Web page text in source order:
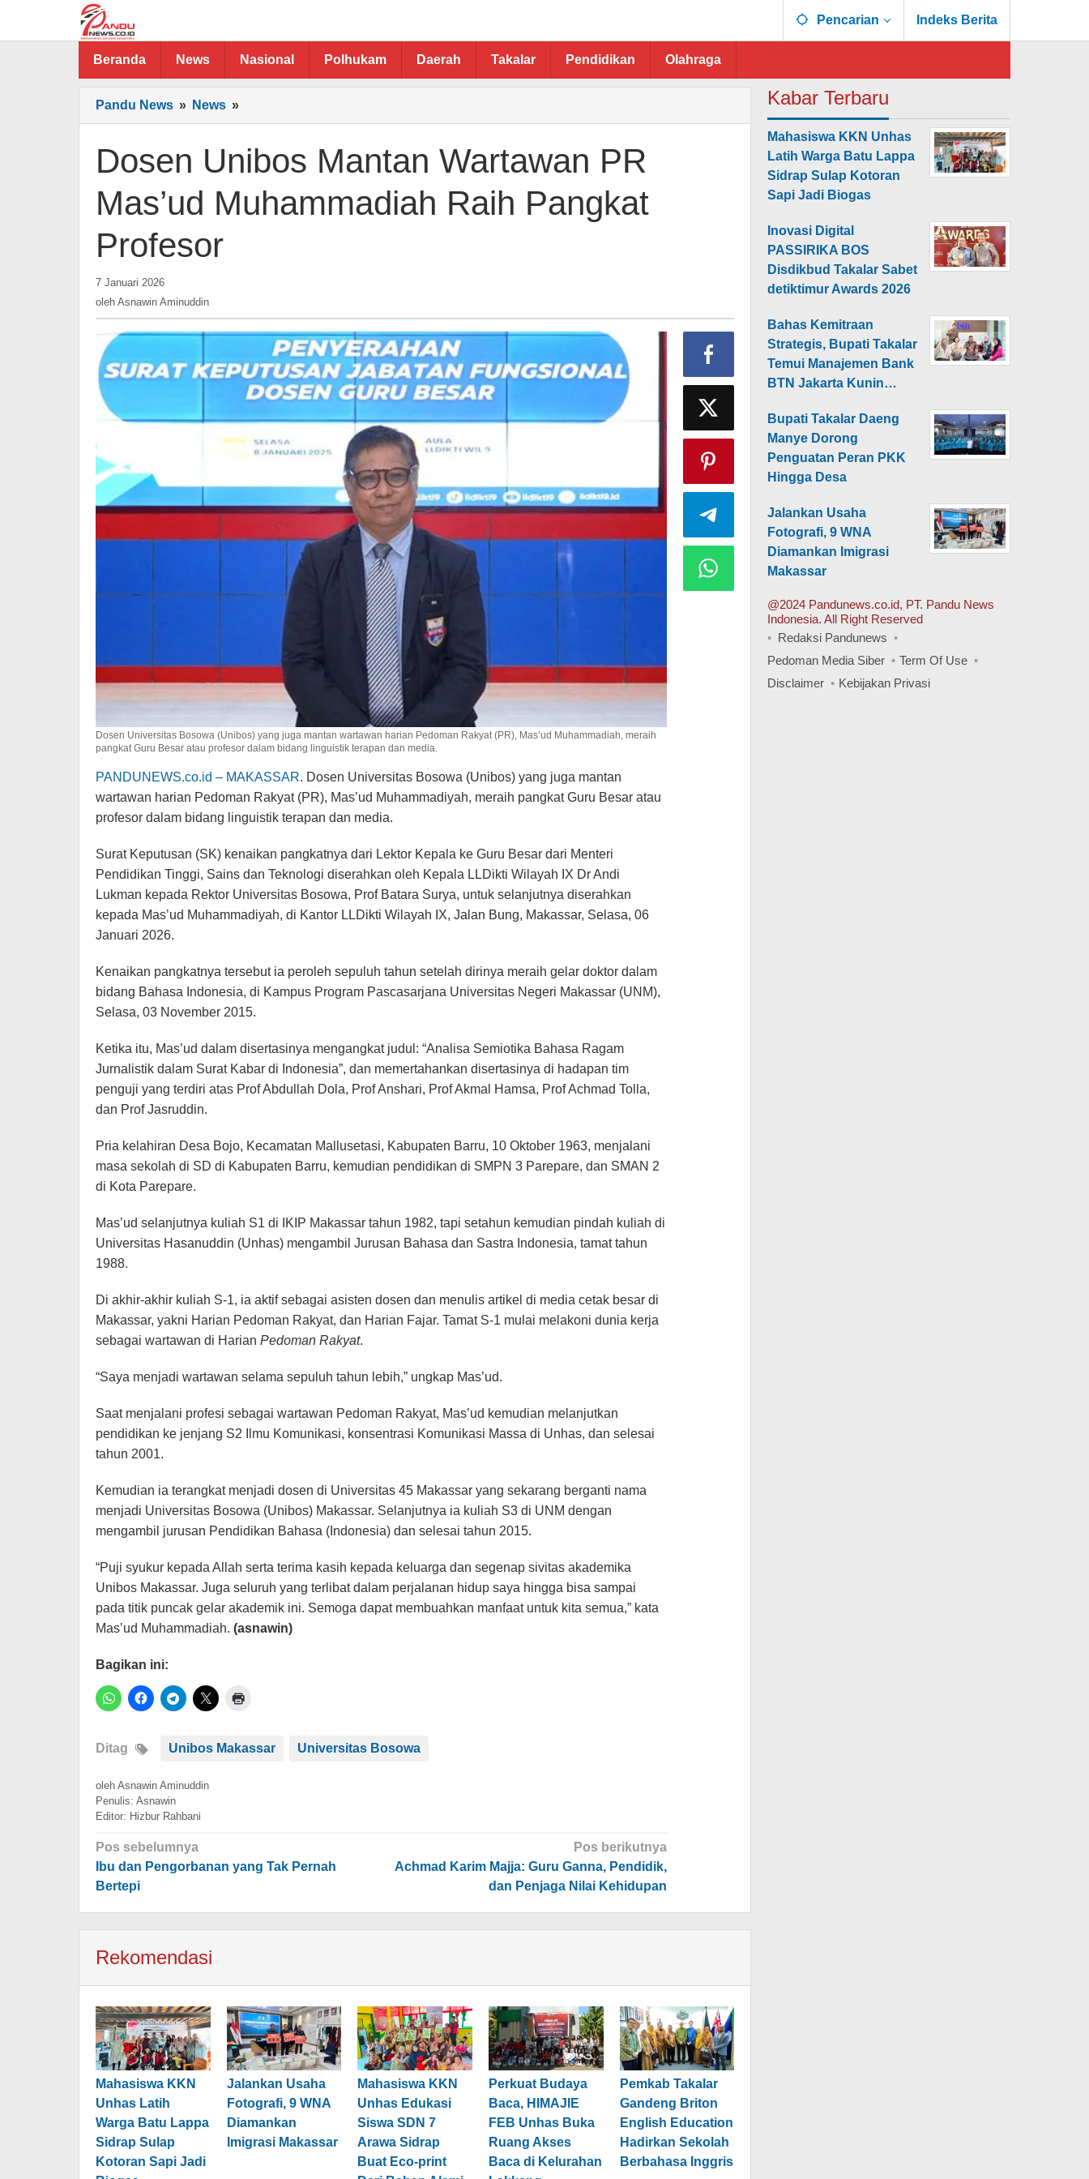
Pencarian Indeks Berita
Beranda News Nasional Polhukam Daerah Takalar Pendidikan Olahraga
Pandu News » News »
Unibos
Wartawan
Mas’ud
Dosen Unibos Mantan Wartawan PR
Mas’ud Muhammadiah Raih Pangkat
Profesor
7 Januari 2026
Asnawin
oleh Asnawin Aminuddin
Dosen Universitas Bosowa (Unibos) yang juga mantan wartawan harian Pedoman Rakyat (PR), Mas’ud Muhammadiah, meraih
pangkat Guru Besar atau profesor dalam bidang linguistik terapan dan media.
PANDUNEWS.co.id – MAKASSAR. Dosen Universitas Bosowa (Unibos) yang juga mantan
wartawan harian Pedoman Rakyat (PR), Mas’ud Muhammadiyah, meraih pangkat Guru Besar atau
profesor dalam bidang linguistik terapan dan media.
Surat Keputusan (SK) kenaikan pangkatnya dari Lektor Kepala ke Guru Besar dari Menteri
Pendidikan Tinggi, Sains dan Teknologi diserahkan oleh Kepala LLDikti Wilayah IX Dr Andi
Lukman kepada Rektor Universitas Bosowa, Prof Batara Surya, untuk selanjutnya diserahkan
kepada Mas’ud Muhammadiyah, di Kantor LLDikti Wilayah IX, Jalan Bung, Makassar, Selasa, 06
Januari 2026.
Kenaikan pangkatnya tersebut ia peroleh sepuluh tahun setelah dirinya meraih gelar doktor dalam
bidang Bahasa Indonesia, di Kampus Program Pascasarjana Universitas Negeri Makassar (UNM),
Selasa, 03 November 2015.
Ketika itu, Mas’ud dalam disertasinya mengangkat judul: “Analisa Semiotika Bahasa Ragam
Jurnalistik dalam Surat Kabar di Indonesia”, dan memertahankan disertasinya di hadapan tim
penguji yang terdiri atas Prof Abdullah Dola, Prof Anshari, Prof Akmal Hamsa, Prof Achmad Tolla,
dan Prof Jasruddin.
Pria kelahiran Desa Bojo, Kecamatan Mallusetasi, Kabupaten Barru, 10 Oktober 1963, menjalani
masa sekolah di SD di Kabupaten Barru, kemudian pendidikan di SMPN 3 Parepare, dan SMAN 2
di Kota Parepare.
Mas’ud selanjutnya kuliah S1 di IKIP Makassar tahun 1982, tapi setahun kemudian pindah kuliah di
Universitas Hasanuddin (Unhas) mengambil Jurusan Bahasa dan Sastra Indonesia, tamat tahun
1988.
Di akhir-akhir kuliah S-1, ia aktif sebagai asisten dosen dan menulis artikel di media cetak besar di
Makassar, yakni Harian Pedoman Rakyat, dan Harian Fajar. Tamat S-1 mulai melakoni dunia kerja
sebagai wartawan di Harian Pedoman Rakyat.
“Saya menjadi wartawan selama sepuluh tahun lebih,” ungkap Mas’ud.
Saat menjalani profesi sebagai wartawan Pedoman Rakyat, Mas’ud kemudian melanjutkan
pendidikan ke jenjang S2 Ilmu Komunikasi, konsentrasi Komunikasi Massa di Unhas, dan selesai
tahun 2001.
Kemudian ia terangkat menjadi dosen di Universitas 45 Makassar yang sekarang berganti nama
menjadi Universitas Bosowa (Unibos) Makassar. Selanjutnya ia kuliah S3 di UNM dengan
mengambil jurusan Pendidikan Bahasa (Indonesia) dan selesai tahun 2015.
“Puji syukur kepada Allah serta terima kasih kepada keluarga dan segenap sivitas akademika
Unibos Makassar. Juga seluruh yang terlibat dalam perjalanan hidup saya hingga bisa sampai
pada titik puncak gelar akademik ini. Semoga dapat membuahkan manfaat untuk kita semua,” kata
Mas’ud Muhammadiah. (asnawin)
Bagikan ini:
Ditag Unibos Makassar Universitas Bosowa
oleh Asnawin Aminuddin
Penulis: Asnawin
Editor: Hizbur Rahbani
Navigasi
pos
Pos sebelumnya
Ibu dan Pengorbanan yang Tak Pernah
Bertepi
Pos berikutnya
Achmad Karim Majja: Guru Ganna, Pendidik,
dan Penjaga Nilai Kehidupan
Rekomendasi
Mahasiswa KKN
Unhas Latih
Warga Batu Lappa
Sidrap Sulap
Kotoran Sapi Jadi
Jalankan Usaha
Fotografi, 9 WNA
Diamankan
Imigrasi Makassar
Mahasiswa KKN
Unhas Edukasi
Siswa SDN 7
Arawa Sidrap
Buat Eco-print
Perkuat Budaya
Baca, HIMAJIE
FEB Unhas Buka
Ruang Akses
Baca di Kelurahan
Pemkab Takalar
Gandeng Briton
English Education
Hadirkan Sekolah
Berbahasa Inggris
Kabar Terbaru
Mahasiswa KKN Unhas
Latih Warga Batu Lappa
Sidrap Sulap Kotoran
Sapi Jadi Biogas
Inovasi Digital
PASSIRIKA BOS
Disdikbud Takalar Sabet
detiktimur Awards 2026
Bahas Kemitraan
Strategis, Bupati Takalar
Temui Manajemen Bank
BTN Jakarta Kunin…
Bupati Takalar Daeng
Manye Dorong
Penguatan Peran PKK
Hingga Desa
Jalankan Usaha
Fotografi, 9 WNA
Diamankan Imigrasi
Makassar
@2024 Pandunews.co.id, PT. Pandu News
Indonesia. All Right Reserved
Redaksi Pandunews
Pedoman Media Siber
Term Of Use
Disclaimer
Kebijakan Privasi